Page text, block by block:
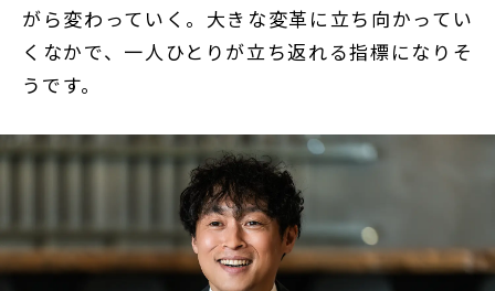
がら変わっていく。大きな変革に立ち向かってい
くなかで、一人ひとりが立ち返れる指標になりそ
うです。